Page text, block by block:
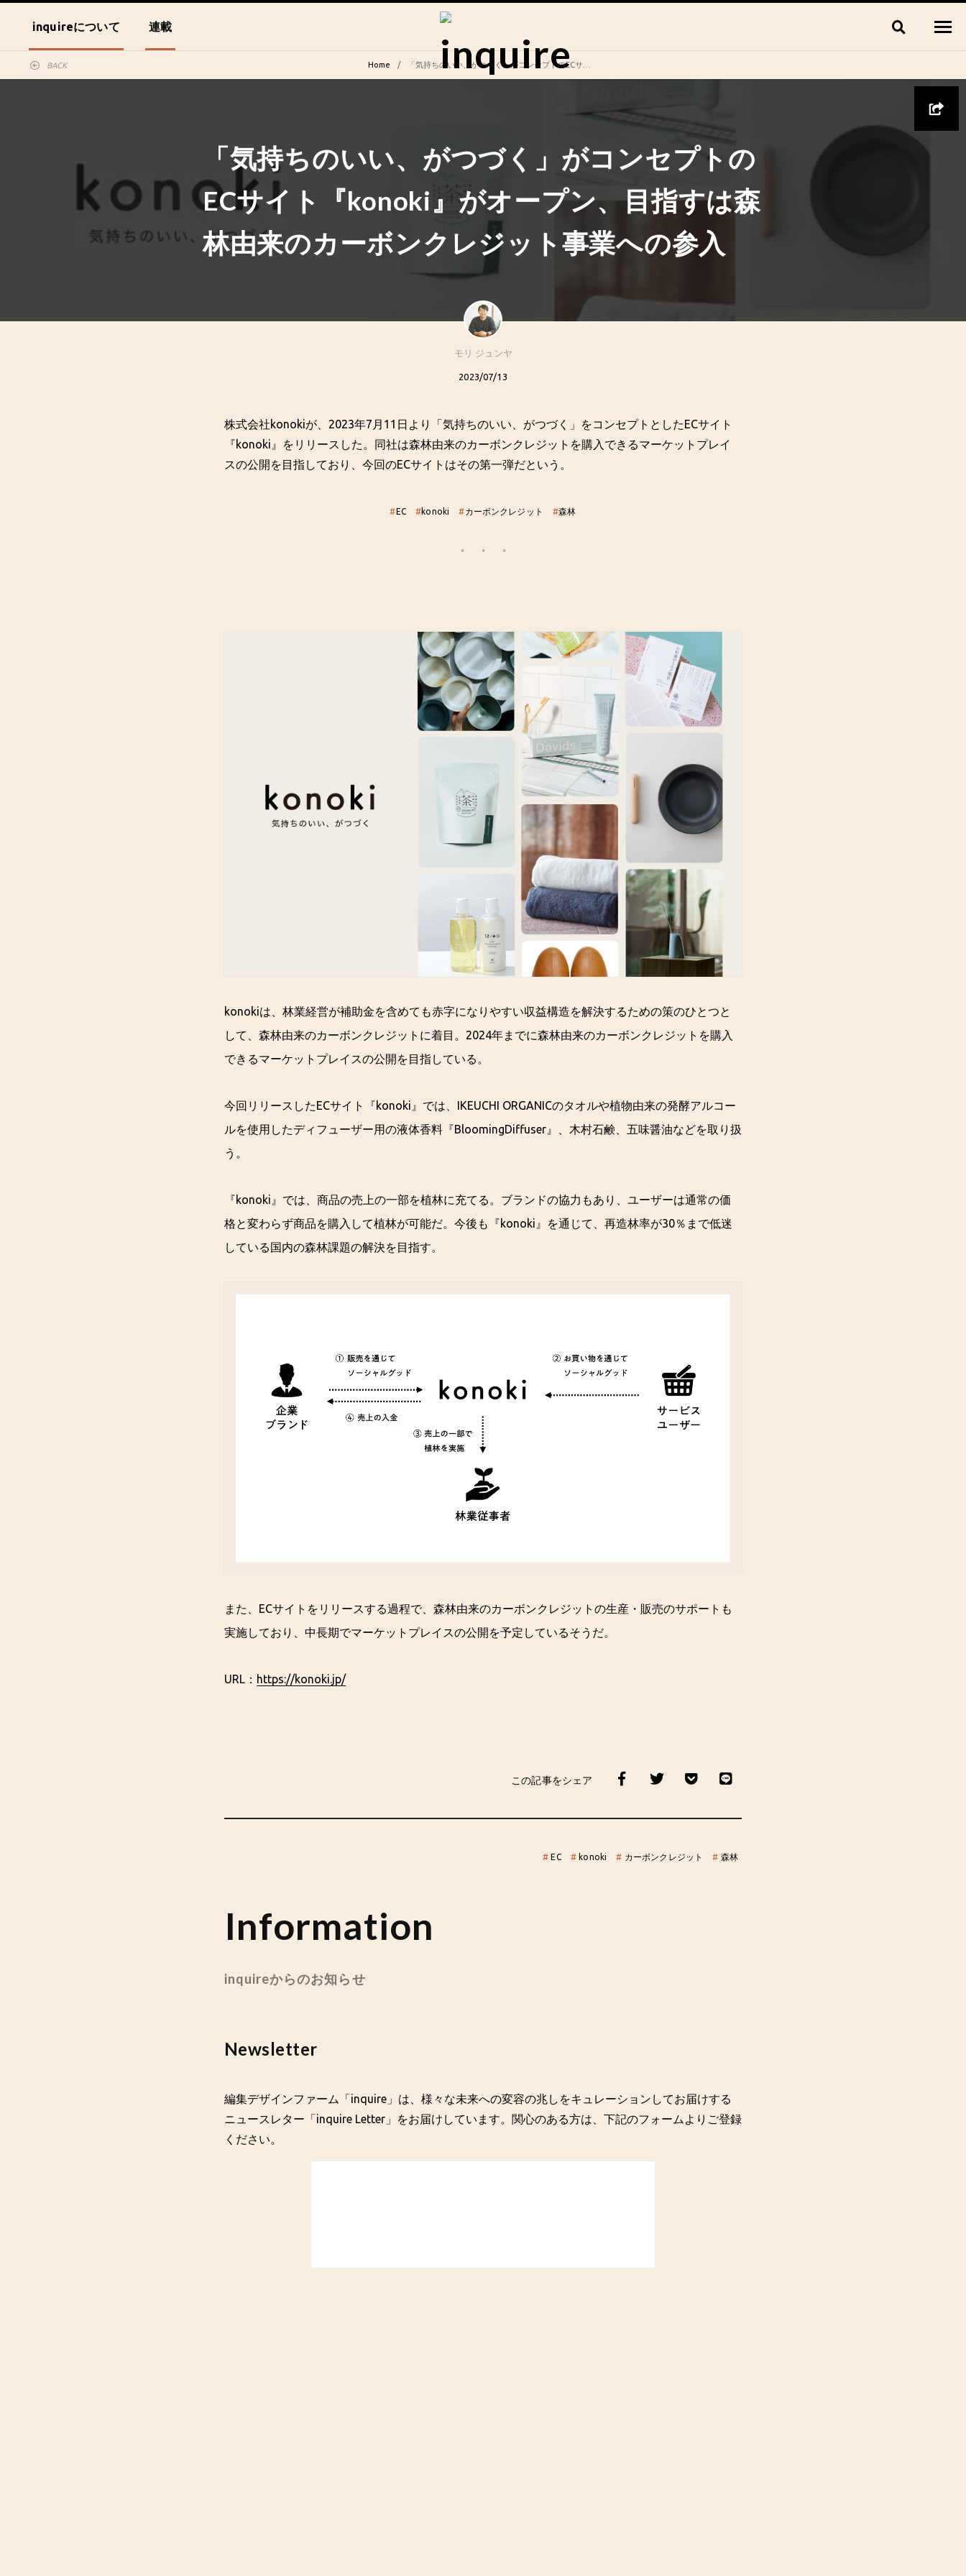
inquireについて 連載
BACK Home 「気持ちのいい、がつづく」がコンセプトのECサイト『konoki』がオープン、目指すは森林由来のカーボンクレジット事業への参入
「気持ちのいい、がつづく」がコンセプトの
ECサイト『konoki』がオープン、目指すは森
林由来のカーボンクレジット事業への参入
モリ ジュンヤ
2023/07/13
株式会社konokiが、2023年7月11日より「気持ちのいい、がつづく」をコンセプトとしたECサイト
『konoki』をリリースした。同社は森林由来のカーボンクレジットを購入できるマーケットプレイ
スの公開を目指しており、今回のECサイトはその第一弾だという。
#EC #konoki #カーボンクレジット #森林
konokiは、林業経営が補助金を含めても赤字になりやすい収益構造を解決するための策のひとつと
して、森林由来のカーボンクレジットに着目。2024年までに森林由来のカーボンクレジットを購入
できるマーケットプレイスの公開を目指している。
今回リリースしたECサイト『konoki』では、IKEUCHI ORGANICのタオルや植物由来の発酵アルコー
ルを使用したディフューザー用の液体香料『BloomingDiffuser』、木村石鹸、五味醤油などを取り扱
う。
『konoki』では、商品の売上の一部を植林に充てる。ブランドの協力もあり、ユーザーは通常の価
格と変わらず商品を購入して植林が可能だ。今後も『konoki』を通じて、再造林率が30％まで低迷
している国内の森林課題の解決を目指す。
また、ECサイトをリリースする過程で、森林由来のカーボンクレジットの生産・販売のサポートも
実施しており、中長期でマーケットプレイスの公開を予定しているそうだ。
URL： https://konoki.jp/
この記事をシェア
# EC # konoki # カーボンクレジット # 森林
Information
inquireからのお知らせ
Newsletter
編集デザインファーム「inquire」は、様々な未来への変容の兆しをキュレーションしてお届けする
ニュースレター「inquire Letter」をお届けしています。関心のある方は、下記のフォームよりご登録
ください。